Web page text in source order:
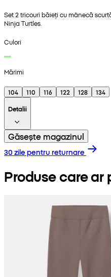
Set 2 tricouri băieți cu mânecă
Ninja Turtles.
Culori
Mărimi
104 110 116 122 128
134
Detalii
Găsește magazinul
30 zile pentru returnare
Produse care